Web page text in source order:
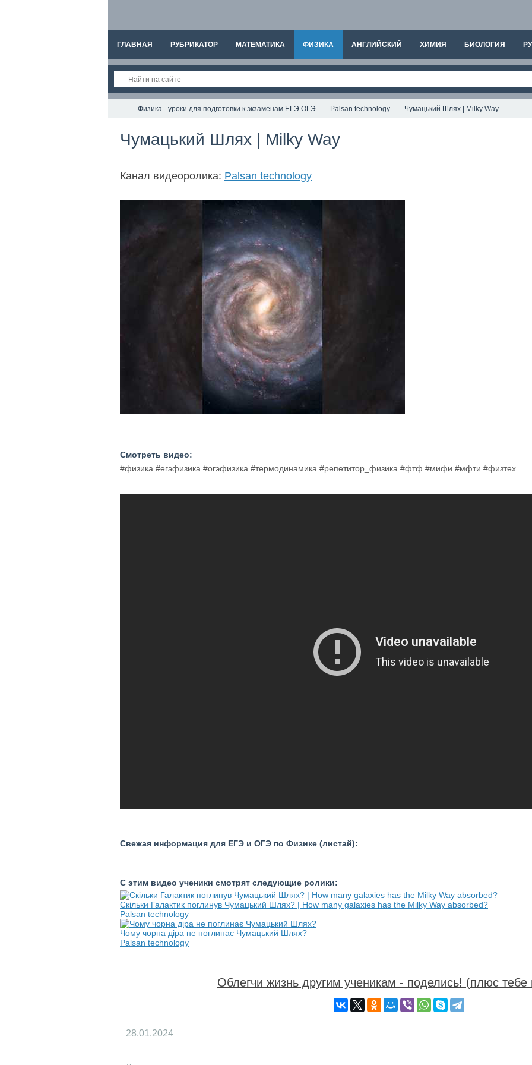
ГЛАВНАЯ РУБРИКАТОР МАТЕМАТИКА ФИЗИКА АНГЛИЙСКИЙ ХИМИЯ БИОЛОГИЯ
Физика - уроки для подготовки к экзаменам ЕГЭ ОГЭ Palsan technology Чумацький Шлях | Milky Way
Чумацький Шлях | Milky Way
Канал видеоролика: Palsan technology
Смотреть видео:
#физика #егэфизика #огэфизика #термодинамика #репетитор_физика #фтф #мифи #мфти #физтех
Свежая информация для ЕГЭ и ОГЭ по Физике (листай):
С этим видео ученики смотрят следующие ролики:
Скільки Галактик поглинув Чумацький Шлях? | How many galaxies has the Milky Way absorbed?
Palsan technology
Чому чорна діра не поглинає Чумацький Шлях?
Palsan technology
Облегчи жизнь другим ученикам - поделись! (плюс тебе
28.01.2024